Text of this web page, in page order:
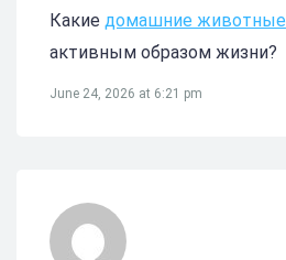
Какие домашние животные
активным образом жизни?
June 24, 2026 at 6:21 pm